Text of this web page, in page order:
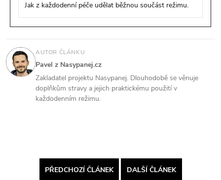
Jak z každodenní péče udělat běžnou součást režimu.
AUTOR ČLÁNKU
Pavel z Nasypanej.cz
Zakladatel projektu Nasypanej. Dlouhodobě se věnuje
doplňkům stravy a jejich praktickému použití v
každodenním režimu.
PŘEDCHOZÍ ČLÁNEK DALŠÍ ČLÁNEK